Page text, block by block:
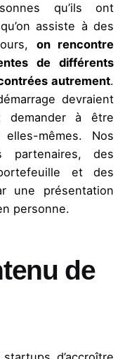
qu’ils ont
assiste à des
on rencontre
de différents
autrement.
devraient
demander à être
mêmes. Nos
partenaires, des
et des
une présentation
personne.
de